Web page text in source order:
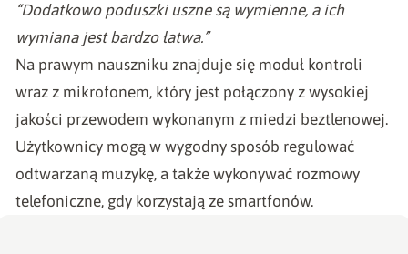
“Dodatkowo poduszki uszne są wymienne, a ich
wymiana jest bardzo łatwa.”
Na prawym nauszniku znajduje się moduł kontroli
wraz z mikrofonem, który jest połączony z wysokiej
jakości przewodem wykonanym z miedzi beztlenowej.
Użytkownicy mogą w wygodny sposób regulować
odtwarzaną muzykę, a także wykonywać rozmowy
telefoniczne, gdy korzystają ze smartfonów.